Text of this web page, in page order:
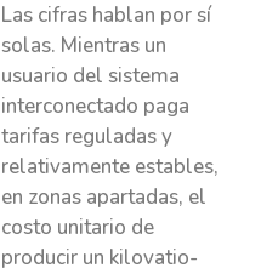
Las cifras hablan por sí
solas. Mientras un
usuario del sistema
interconectado paga
tarifas reguladas y
relativamente estables,
en zonas apartadas, el
costo unitario de
producir un kilovatio-